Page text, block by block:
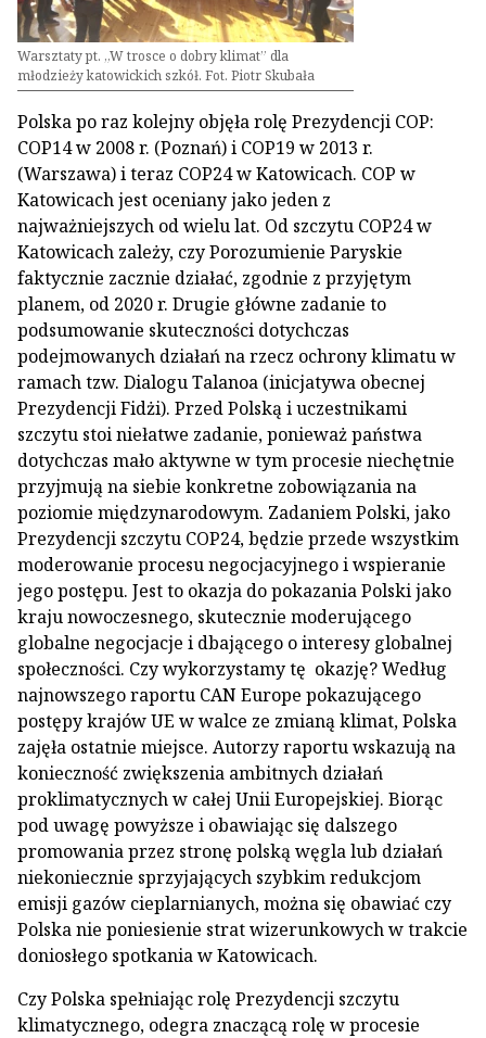
Warsztaty pt. „W trosce o dobry klimat” dla
młodzieży katowickich szkół. Fot. Piotr Skubała
Polska po raz kolejny objęła rolę Prezydencji COP:
COP14 w 2008 r. (Poznań) i COP19 w 2013 r.
(Warszawa) i teraz COP24 w Katowicach. COP w
Katowicach jest oceniany jako jeden z
najważniejszych od wielu lat. Od szczytu COP24 w
Katowicach zależy, czy Porozumienie Paryskie
faktycznie zacznie działać, zgodnie z przyjętym
planem, od 2020 r. Drugie główne zadanie to
podsumowanie skuteczności dotychczas
podejmowanych działań na rzecz ochrony klimatu w
ramach tzw. Dialogu Talanoa (inicjatywa obecnej
Prezydencji Fidżi). Przed Polską i uczestnikami
szczytu stoi niełatwe zadanie, ponieważ państwa
dotychczas mało aktywne w tym procesie niechętnie
przyjmują na siebie konkretne zobowiązania na
poziomie międzynarodowym. Zadaniem Polski, jako
Prezydencji szczytu COP24, będzie przede wszystkim
moderowanie procesu negocjacyjnego i wspieranie
jego postępu. Jest to okazja do pokazania Polski jako
kraju nowoczesnego, skutecznie moderującego
globalne negocjacje i dbającego o interesy globalnej
społeczności. Czy wykorzystamy tę okazję? Według
najnowszego raportu CAN Europe pokazującego
postępy krajów UE w walce ze zmianą klimat, Polska
zajęła ostatnie miejsce. Autorzy raportu wskazują na
konieczność zwiększenia ambitnych działań
proklimatycznych w całej Unii Europejskiej. Biorąc
pod uwagę powyższe i obawiając się dalszego
promowania przez stronę polską węgla lub działań
niekoniecznie sprzyjających szybkim redukcjom
emisji gazów cieplarnianych, można się obawiać czy
Polska nie poniesienie strat wizerunkowych w trakcie
doniosłego spotkania w Katowicach.
Czy Polska spełniając rolę Prezydencji szczytu
klimatycznego, odegra znaczącą rolę w procesie